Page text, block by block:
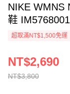
NIKE WMNS
鞋 IM5768001
超取滿NT$1,500免運
NT$3,800
NT$2,690